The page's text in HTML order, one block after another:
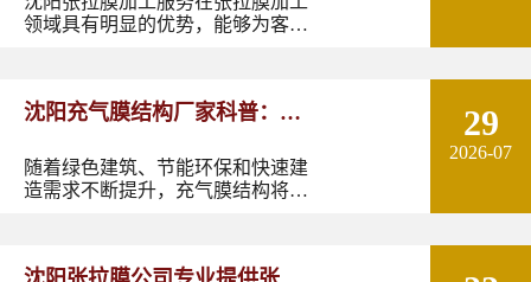
领域具有明显的优势，能够为客户
发出独特的魅力。
沈阳充气膜结构厂家科普：了
解充气膜建筑优势、价格及应
用领域
随着绿色建筑、节能环保和快速建
造需求不断提升，充气膜结构将在
29
2026-07